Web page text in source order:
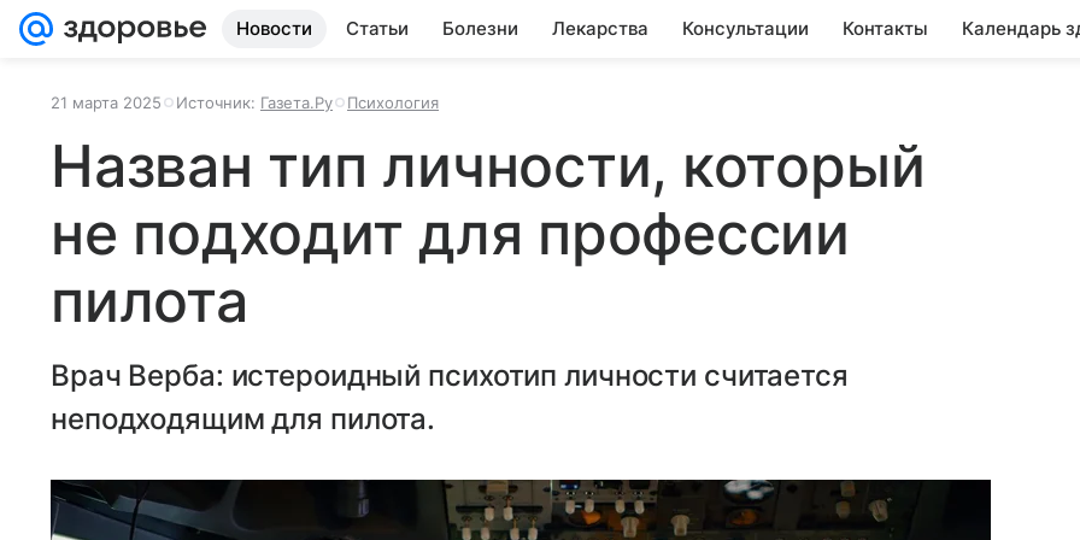
Новости Статьи Болезни Лекарства Консультации Контакты Календарь
21 марта 2025 Источник: Газета.Ру Психология
Назван тип личности, который
не подходит для профессии
пилота
Врач Верба: истероидный психотип личности считается
неподходящим для пилота.